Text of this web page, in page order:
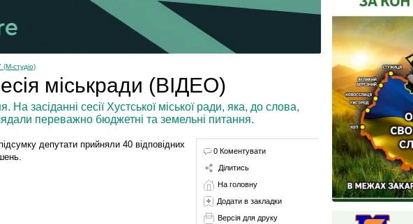
студіо)
міськради (ВІДЕО)
засіданні сесії Хустської міської ради, яка, до слова,
переважно бюджетні та земельні питання.
депутати прийняли 40 відповідних
0 Коментувати
Ділитись
На головну
Додати в закладки
Версія для друку